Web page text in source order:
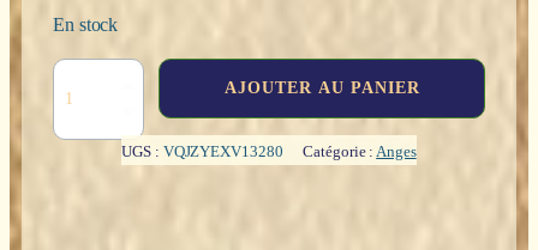
En stock
AJOUTER AU PANIER
UGS : VQJZYEXV13280 Catégorie :Anges